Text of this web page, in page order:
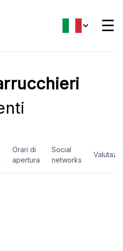
☰
Orari di
apertura
Social
networks